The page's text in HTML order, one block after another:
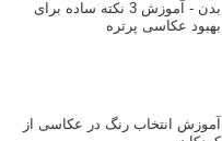
بدن - آموزش 3 نکته ساده برای
بهبود عکاسی پرتره
آموزش انتخاب رنگ در عکاسی از